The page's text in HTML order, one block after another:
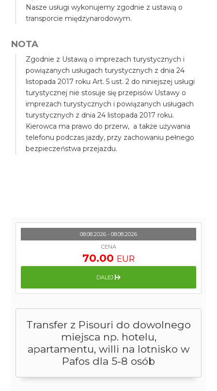
Nasze usługi wykonujemy zgodnie z ustawą o
transporcie międzynarodowym.
NOTA
Zgodnie z Ustawą o imprezach turystycznych i
powiązanych usługach turystycznych z dnia 24
listopada 2017 roku Art. 5 ust. 2 do niniejszej usługi
turystycznej nie stosuje się przepisów Ustawy o
imprezach turystycznych i powiązanych usługach
turystycznych z dnia 24 listopada 2017 roku.
Kierowca ma prawo do przerw, a także używania
telefonu podczas jazdy, przy zachowaniu pełnego
bezpieczeństwa przejazdu.
Transfer z Pisouri do dowolnego
miejsca np. hotelu,
apartamentu, willi na lotnisko w
Pafos dla 5-8 osób
08.08.2026 - 08.08.2026
CENA
70.00 EUR
DALEJ